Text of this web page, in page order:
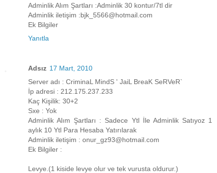
Adminlik Alım Şartları :Adminlik 30 kontur/7tl dir
Adminlik iletişim :bjk_5566@hotmail.com
Ek Bilgiler
Yanıtla
Adsız 17 Mart, 2010
Server adı : CriminaL MindS ' JaiL BreaK SeRVeR`
İp adresi : 212.175.237.233
Kaç Kişilik: 30+2
Sxe : Yok
Adminlik Alım Şartları : Sadece Ytl İle Adminlik Satıyoz 1
aylık 10 Ytl Para Hesaba Yatırılarak
Adminlik iletişim : onur_gz93@hotmail.com
Ek Bilgiler :
Levye.(1 kiside levye olur ve tek vurusta oldurur.)